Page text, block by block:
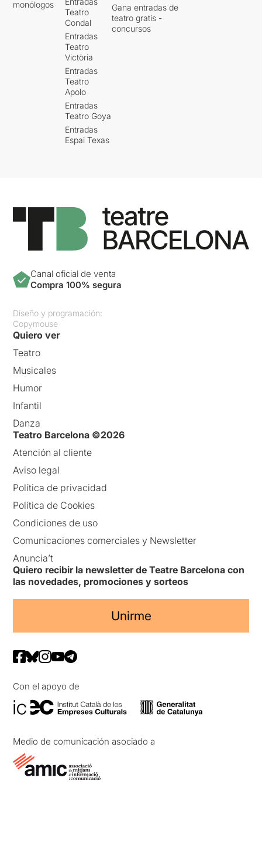
monólogos
Teatro
Condal
Entradas
Teatro
Victòria
Entradas
Teatro
Apolo
Entradas
Teatro Goya
Entradas
Espai Texas
Gana entradas de
teatro gratis -
concursos
Canal oficial de venta
Compra 100% segura
Diseño y programación:
Copymouse
Quiero ver
Teatro
Musicales
Humor
Infantil
Danza
Teatro Barcelona ©2026
Atención al cliente
Aviso legal
Política de privacidad
Política de Cookies
Condiciones de uso
Comunicaciones comerciales y Newsletter
Anuncia’t
Quiero recibir la newsletter de Teatre Barcelona con
las novedades, promociones y sorteos
Unirme
Con el apoyo de
Medio de comunicación asociado a